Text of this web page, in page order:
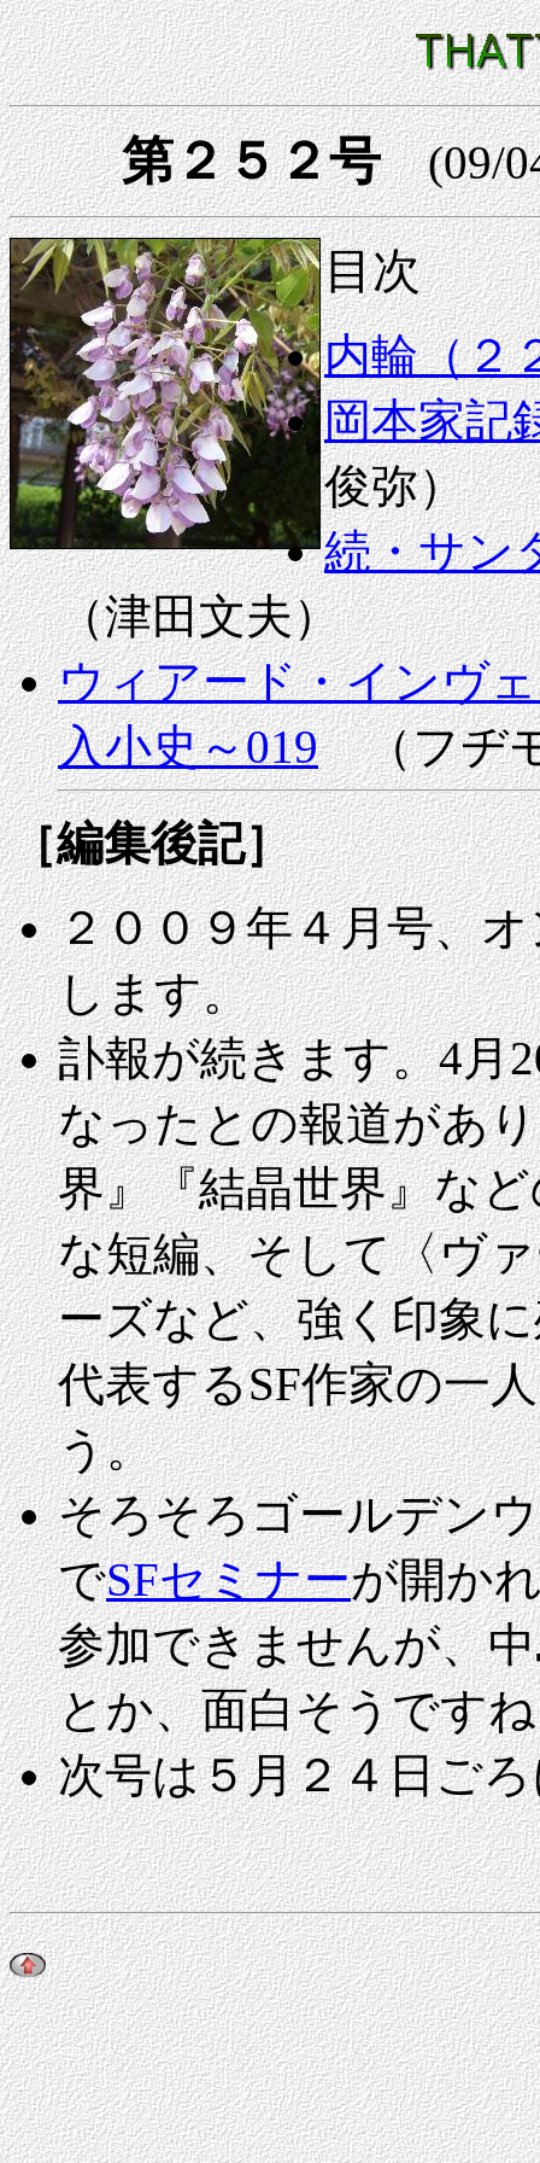
第２５２号(09/
目次
内輪（２
岡本家記
俊弥）
続・サン
（津田文夫）
ウィアード・インヴ
入小史～019（フヂ
［編集後記］
２００９年４月号、
します。
訃報が続きます。4月
なったとの報道があ
界』『結晶世界』な
な短編、そして〈ヴ
ーズなど、強く印象
代表するSF作家の一
う。
そろそろゴールデン
でSFセミナーが開か
参加できませんが、
とか、面白そうです
次号は５月２４日ご